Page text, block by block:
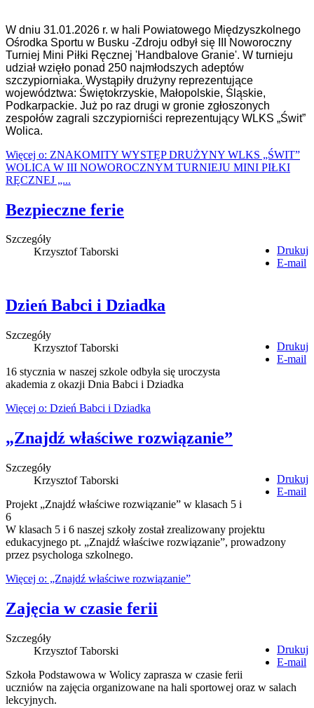
W dniu 31.01.2026 r. w hali Powiatowego Międzyszkolnego
Ośrodka Sportu w Busku -Zdroju odbył się III Noworoczny
Turniej Mini Piłki Ręcznej 'Handbalove Granie'. W turnieju
udział wzięło ponad 250 najmłodszych adeptów
szczypiorniaka. Wystąpiły drużyny reprezentujące
województwa: Świętokrzyskie, Małopolskie, Śląskie,
Podkarpackie. Już po raz drugi w gronie zgłoszonych
zespołów zagrali szczypiorniści reprezentujący WLKS „Świt”
Wolica.
Więcej o: ZNAKOMITY WYSTĘP DRUŻYNY WLKS „ŚWIT”
WOLICA W III NOWOROCZNYM TURNIEJU MINI PIŁKI
RĘCZNEJ „...
Bezpieczne ferie
Drukuj
E-mail
Szczegóły
Krzysztof Taborski
Dzień Babci i Dziadka
Drukuj
E-mail
Szczegóły
Krzysztof Taborski
16 stycznia w naszej szkole odbyła się uroczysta
akademia z okazji Dnia Babci i Dziadka
Więcej o: Dzień Babci i Dziadka
„Znajdź właściwe rozwiązanie”
Drukuj
E-mail
Szczegóły
Krzysztof Taborski
Projekt „Znajdź właściwe rozwiązanie” w klasach 5 i
6
W klasach 5 i 6 naszej szkoły został zrealizowany projektu
edukacyjnego pt. „Znajdź właściwe rozwiązanie”, prowadzony
przez psychologa szkolnego.
Więcej o: „Znajdź właściwe rozwiązanie”
Zajęcia w czasie ferii
Drukuj
E-mail
Szczegóły
Krzysztof Taborski
Szkoła Podstawowa w Wolicy zaprasza w czasie ferii
uczniów na zajęcia organizowane na hali sportowej oraz w salach
lekcyjnych.